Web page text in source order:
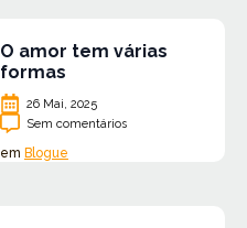
O amor tem várias
formas
26 Mai, 2025
Sem comentários
em Blogue